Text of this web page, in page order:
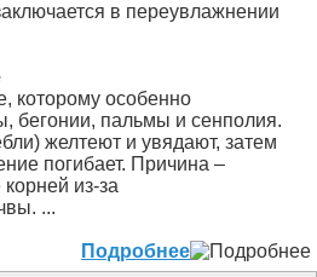
в переувлажнении
которому особенно
бегонии, пальмы и сенполия.
желтеют и увядают, затем
погибает. Причина –
из-за
...
Подробнее